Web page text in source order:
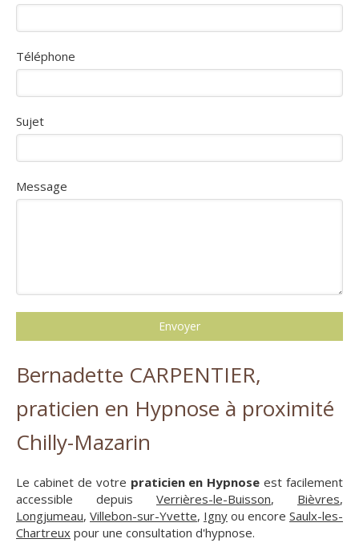
Téléphone
Sujet
Message
Envoyer
Bernadette CARPENTIER,
praticien en Hypnose à proximité
Chilly-Mazarin
Le cabinet de votre praticien en Hypnose est facilement
accessible depuis Verrières-le-Buisson, Bièvres,
Longjumeau, Villebon-sur-Yvette, Igny ou encore Saulx-les-
Chartreux pour une consultation d'hypnose.